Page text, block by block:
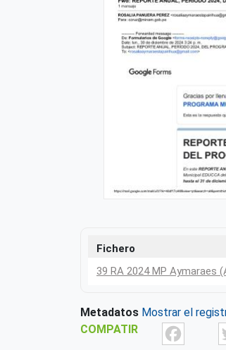
Fichero
39 RA 2024 MP Aymaraes
Metadatos Mostrar el
COMPATIR